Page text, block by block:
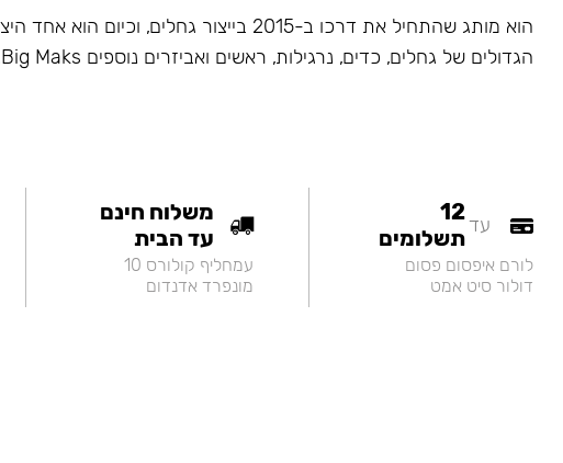
הוא מותג שהתחיל את דרכו ב-2015 בייצור גחלים, וכיום הוא
הגדולים של גחלים, כדים, נרגילות, ראשים ואביזרים נוספים Big Maks.
עד12
תשלומים
לורם איפסום פסום
דולור סיט אמט
משלוח חינם
עד הבית
עמחליף קולורס 10
מונפרד אדנדום